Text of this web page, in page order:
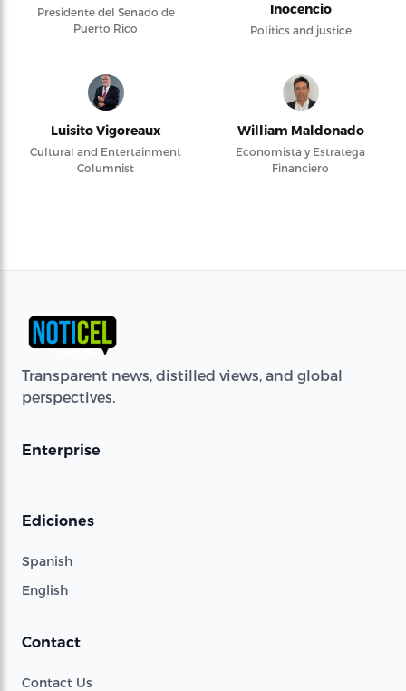
Presidente del Senado de
Puerto Rico
Inocencio
Politics and justice
Luisito Vigoreaux
Cultural and Entertainment
Columnist
William Maldonado
Economista y Estratega
Financiero
Transparent news, distilled views, and global
perspectives.
Enterprise
Ediciones
Spanish
English
Contact
Contact Us